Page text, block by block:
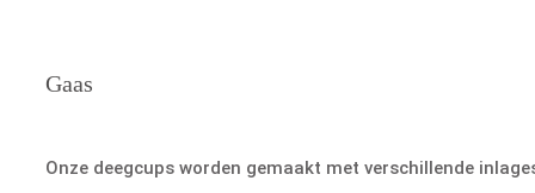
Gaas
Onze deegcups worden gemaakt met verschillende